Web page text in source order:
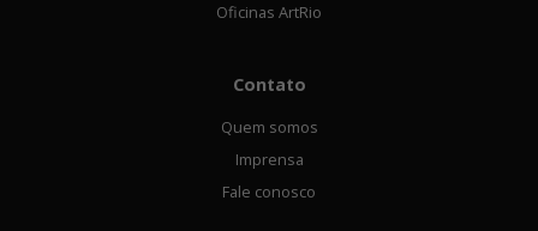
Oficinas ArtRio
Contato
Quem somos
Imprensa
Fale conosco